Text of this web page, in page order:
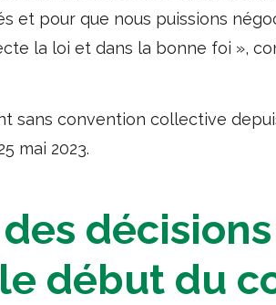
et pour que nous puissions
la loi et dans la bonne foi »,
sans convention collective
mai 2023.
début du